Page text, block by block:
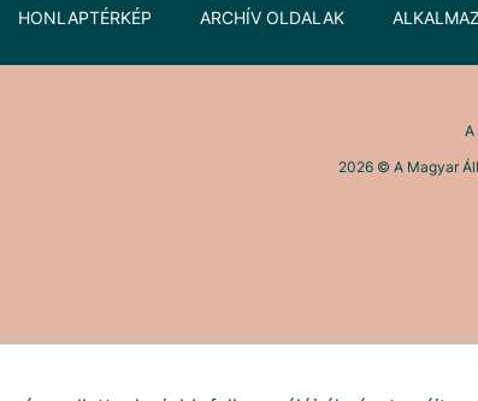
HONLAPTÉRKÉP ARCHÍV OLDALAK
A
2026 © A Magyar